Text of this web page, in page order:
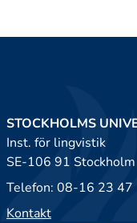
STOCKHOLMS
Inst. för lingvistik
SE-106 91 Stockholm
Telefon: 08-16 23 47
Kontakt